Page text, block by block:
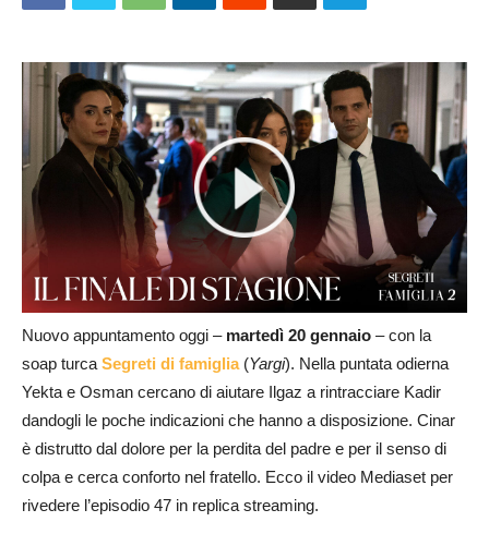
Nuovo appuntamento oggi – martedì 20 gennaio – con la
soap turcaSegreti di famiglia (Yargi). Nella puntata odierna
Yekta e Osman cercano di aiutare Ilgaz a rintracciare Kadir
dandogli le poche indicazioni che hanno a disposizione. Cinar
è distrutto dal dolore per la perdita del padre e per il senso di
colpa e cerca conforto nel fratello. Ecco il video Mediaset per
rivedere l’episodio 47 in replica streaming.